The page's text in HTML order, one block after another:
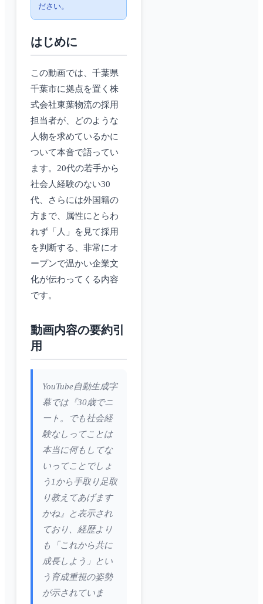
ださい。
はじめに
この動画では、千葉県
千葉市に拠点を置く株
式会社東葉物流の採用
担当者が、どのような
人物を求めているかに
ついて本音で語ってい
ます。20代の若手から
社会人経験のない30
代、さらには外国籍の
方まで、属性にとらわ
れず「人」を見て採用
を判断する、非常にオ
ープンで温かい企業文
化が伝わってくる内容
です。
動画内容の要約引
用
YouTube自動生成字
幕では『30歳でニ
ート。でも社会経
験なしってことは
本当に何もしてな
いってことでしょ
う1から手取り足取
り教えてあげます
かね』と表示され
ており、経歴より
も「これから共に
成長しよう」とい
う育成重視の姿勢
が示されていま